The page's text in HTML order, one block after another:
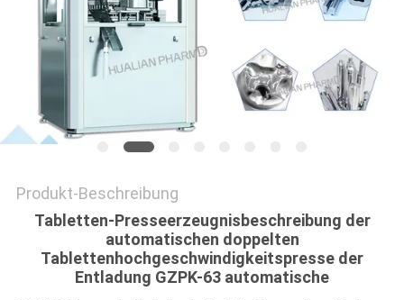
PRIVACY
POLICY
Produkt-Beschreibung
Tabletten-Presseerzeugnisbeschreibung der
automatischen doppelten
Tablettenhochgeschwindigkeitspresse der
Entladung GZPK-63 automatische